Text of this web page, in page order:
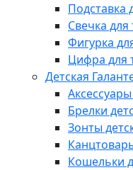
Подставка
Свечка для
Фигурка
Цифра для
Детская
Брелки
Зонты
Кошельки